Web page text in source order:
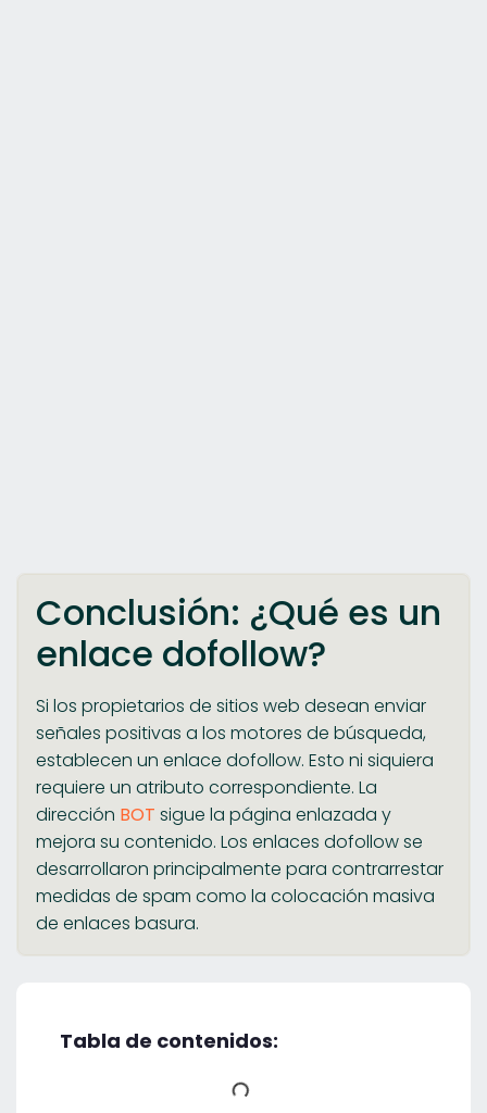
Conclusión: ¿Qué es un
enlace dofollow?
Si los propietarios de sitios web desean enviar
señales positivas a los motores de búsqueda,
establecen un enlace dofollow. Esto ni siquiera
requiere un atributo correspondiente. La
dirección BOT sigue la página enlazada y
mejora su contenido. Los enlaces dofollow se
desarrollaron principalmente para contrarrestar
medidas de spam como la colocación masiva
de enlaces basura.
Tabla de contenidos: